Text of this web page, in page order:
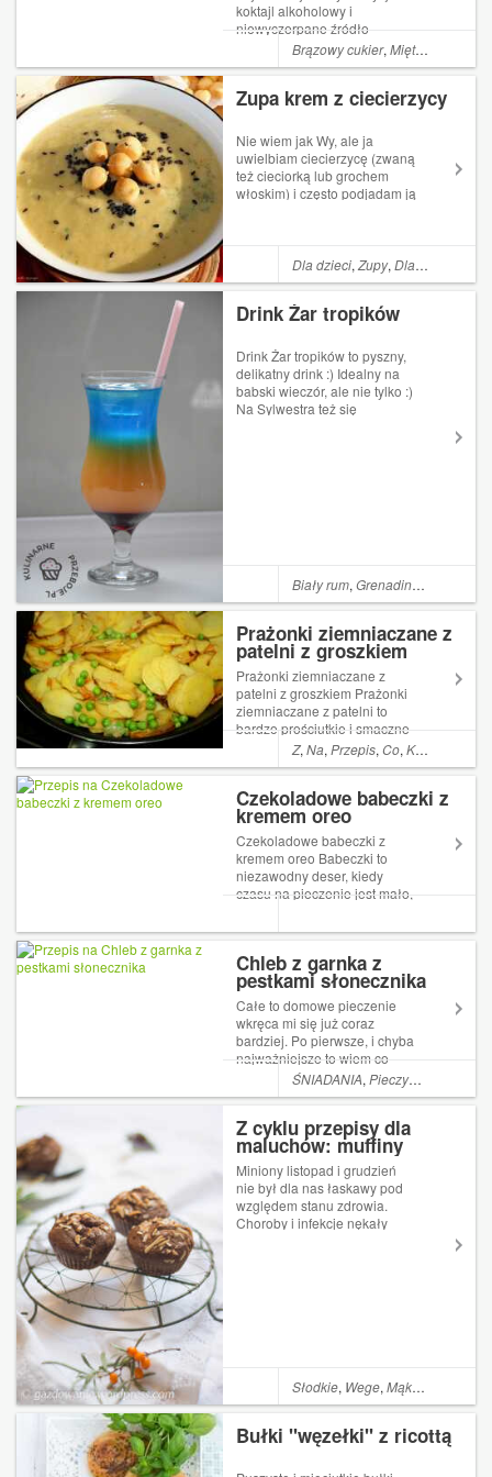
koktajl alkoholowy i
niewyczerpane źródło
brazylijskiej dumy narodowej.
Opierający się na trzech
drink ten jest niezwykle prosty
w przygotowaniu. Świeże
limonki i...
Brązowy cukier,Mięta ,
Zupa krem z ciecierzycy
Nie wiem jak Wy, ale ja
uwielbiam ciecierzycę (zwaną
też cieciorką lub grochem
włoskim) i często podjadam ją
moje przepisu z cieciorką w
roli głównej - klik.) Tym
Dla dzieci,Zupy,Dla niemowląt
Drink Żar tropików
Drink Żar tropików to pyszny,
delikatny drink :) Idealny na
babski wieczór, ale nie tylko :)
Na Sylwestra też się
Biały rum,Grenadine ,
Prażonki ziemniaczane z
patelni z groszkiem
Prażonki ziemniaczane z
patelni z groszkiem Prażonki
ziemniaczane z patelni to
bardzo prościutkie i smaczne
danie . Czasami robię je jako
dodatek do mięsa lub serwuję
More ... Artykuł Prażonki
ziemniaczane z patelni z
groszk...
Z,Na,Przepis,Co,Kolacja
Czekoladowe babeczki z
kremem oreo
Czekoladowe babeczki z
kremem oreo Babeczki to
niezawodny deser, kiedy
czasu na pieczenie jest mało,
Dzisiaj w wersji z kremem
miękkie i bardzo pyszne! Na
sam widok cieknie ślinka
Chleb z garnka z
pestkami słonecznika
Całe to domowe pieczenie
wkręca mi się już coraz
bardziej. Po pierwsze, i chyba
najważniejsze to wiem co
jem. Po drugie, to mam już
dość pieczywa, które mi
mam kilka swoich
sprawdzonych produktów w
różnych sklepach to jedze...
ŚNIADANIA,Pieczywo
Z cyklu przepisy dla
maluchów: muffiny
orkiszowo-kokosowe z
suszonymi figami
Miniony listopad i grudzień
nie był dla nas łaskawy pod
względem stanu zdrowia.
Choroby i infekcje nękały
Słodkie, Wege,Mąka orkiszowa
Bułki "węzełki" z ricottą